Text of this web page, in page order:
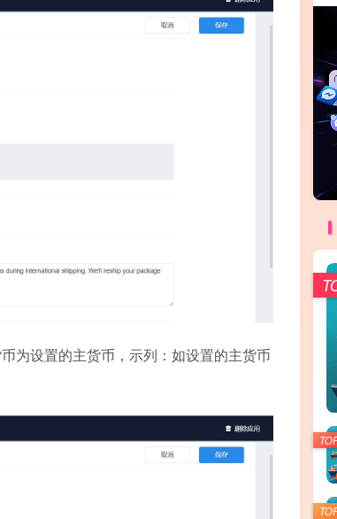
为设置的主货币，示列：如设置的主货币